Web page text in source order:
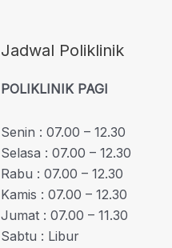
Jadwal Poliklinik
POLIKLINIK PAGI
Senin : 07.00 – 12.30
Selasa : 07.00 – 12.30
Rabu : 07.00 – 12.30
Kamis : 07.00 – 12.30
Jumat : 07.00 – 11.30
Sabtu : Libur